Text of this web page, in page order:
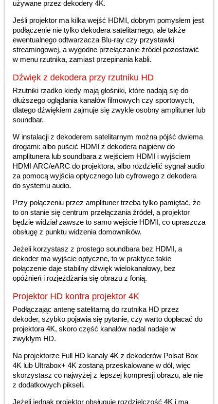
używane przez dekodery 4K.
Jeśli projektor ma kilka wejść HDMI, dobrym pomysłem jest
podłączenie nie tylko dekodera satelitarnego, ale także
ewentualnego odtwarzacza Blu-ray czy przystawki
streamingowej, a wygodne przełączanie źródeł pozostawić
w menu rzutnika, zamiast przepinania kabli.
Dźwięk z dekodera przy rzutniku HD
Rzutniki rzadko kiedy mają głośniki, które nadają się do
dłuższego oglądania kanałów filmowych czy sportowych,
dlatego dźwiękiem zajmuje się zwykle osobny amplituner lub
soundbar.
W instalacji z dekoderem satelitarnym można pójść dwiema
drogami: albo puścić HDMI z dekodera najpierw do
amplitunera lub soundbara z wejściem HDMI i wyjściem
HDMI ARC/eARC do projektora, albo rozdzielić sygnał audio
za pomocą wyjścia optycznego lub cyfrowego z dekodera
do systemu audio.
Przy połączeniu przez amplituner trzeba tylko pamiętać, że
to on stanie się centrum przełączania źródeł, a projektor
będzie widział zawsze to samo wejście HDMI, co upraszcza
obsługę z punktu widzenia domowników.
Jeżeli korzystasz z prostego soundbara bez HDMI, a
dekoder ma wyjście optyczne, to w praktyce takie
połączenie daje stabilny dźwięk wielokanałowy, bez
opóźnień i rozjeżdżania się obrazu z fonią.
Projektor HD kontra projektor 4K
Podłączając antenę satelitarną do rzutnika HD przez
dekoder, szybko pojawia się pytanie, czy warto dopłacać do
projektora 4K, skoro część kanałów nadal nadaje w
zwykłym HD.
Na projektorze Full HD kanały 4K z dekoderów Polsat Box
4K lub Ultrabox+ 4K zostaną przeskalowane w dół, więc
skorzystasz co najwyżej z lepszej kompresji obrazu, ale nie
z dodatkowych pikseli.
Jeżeli jednak projektor obsługuje rozdzielczość 4K i ma